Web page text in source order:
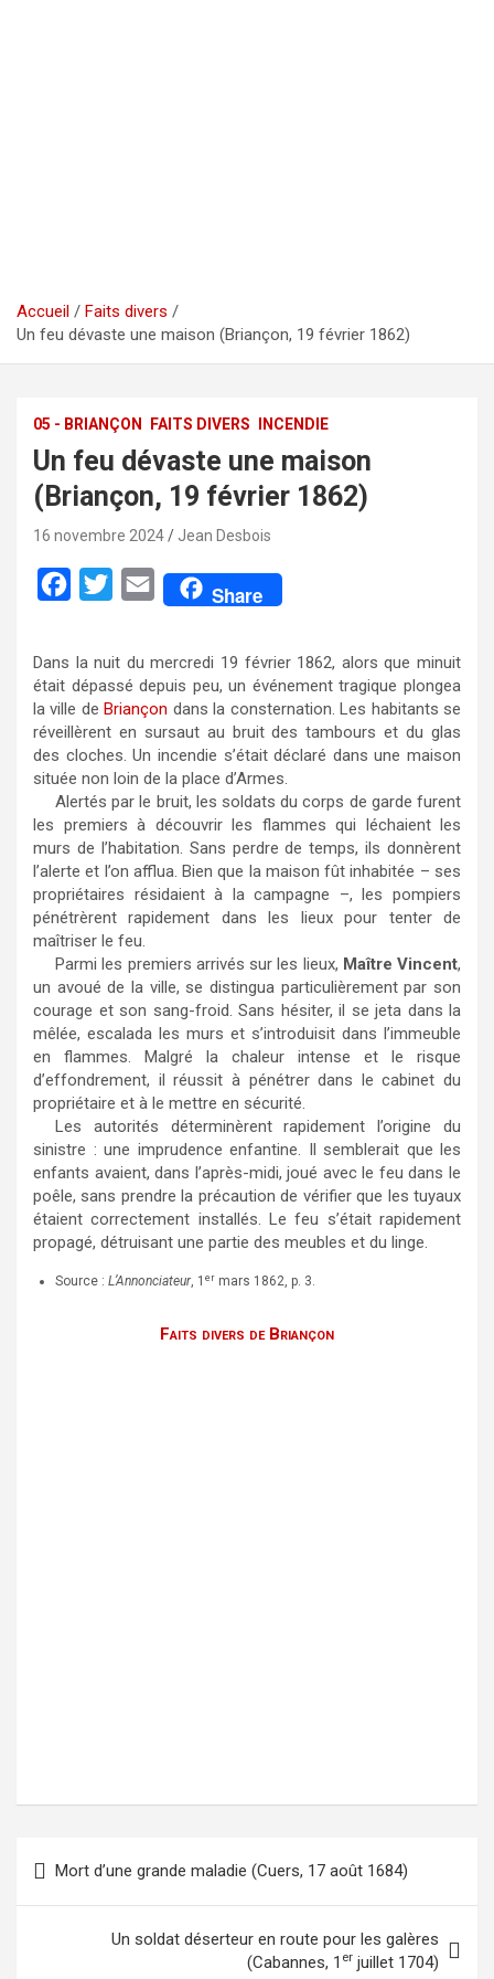
Accueil
Faits divers
Un feu dévaste une maison (Briançon, 19 février 1862)
05 - BRIANÇON FAITS DIVERS INCENDIE
Un feu dévaste une maison
(Briançon, 19 février 1862)
16 novembre 2024 Jean Desbois
e
b
o
o
t
t
e
r
E
i
l
Share
Dans la nuit du mercredi 19 février 1862, alors que minuit
était dépassé depuis peu, un événement tragique plongea
la ville deBriançon dans la consternation. Les habitants se
réveillèrent en sursaut au bruit des tambours et du glas
des cloches. Un incendie s’était déclaré dans une maison
située non loin de la place d’Armes.
Alertés par le bruit, les soldats du corps de garde furent
les premiers à découvrir les flammes qui léchaient les
murs de l’habitation. Sans perdre de temps, ils donnèrent
l’alerte et l’on afflua. Bien que la maison fût inhabitée – ses
propriétaires résidaient à la campagne –, les pompiers
pénétrèrent rapidement dans les lieux pour tenter de
maîtriser le feu.
Parmi les premiers arrivés sur les lieux, Maître Vincent,
un avoué de la ville, se distingua particulièrement par son
courage et son sang-froid. Sans hésiter, il se jeta dans la
mêlée, escalada les murs et s’introduisit dans l’immeuble
en flammes. Malgré la chaleur intense et le risque
d’effondrement, il réussit à pénétrer dans le cabinet du
propriétaire et à le mettre en sécurité.
Les autorités déterminèrent rapidement l’origine du
sinistre : une imprudence enfantine. Il semblerait que les
enfants avaient, dans l’après-midi, joué avec le feu dans le
poêle, sans prendre la précaution de vérifier que les tuyaux
étaient correctement installés. Le feu s’était rapidement
propagé, détruisant une partie des meubles et du linge.
Source : L’Annonciateur, 1 er mars 1862, p. 3.
Faits divers de Briançon
Navigation
de
Mort d’une grande maladie (Cuers, 17 août 1684)
Un soldat déserteur en route pour les galères
(Cabannes, 1 er juillet 1704)